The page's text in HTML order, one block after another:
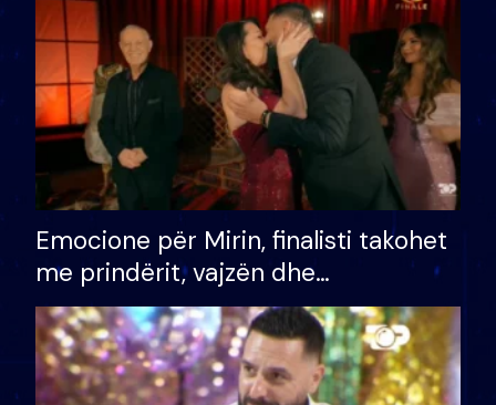
Emocione për Mirin, finalisti takohet
me prindërit, vajzën dhe
bashkëshorten: S’kemi ndonjë letër
divorci apo jo?